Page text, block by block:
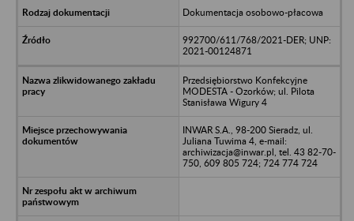
Dokumentacja osobowo-płacowa
992700/611/768/2021-DER; UNP:
2021-00124871
Przedsiębiorstwo Konfekcyjne
MODESTA - Ozorków; ul. Pilota
Stanisława Wigury 4
INWAR S.A., 98-200 Sieradz, ul.
Juliana Tuwima 4, e-mail:
archiwizacja@inwar.pl, tel. 43 82-70-
750, 609 805 724; 724 774 724